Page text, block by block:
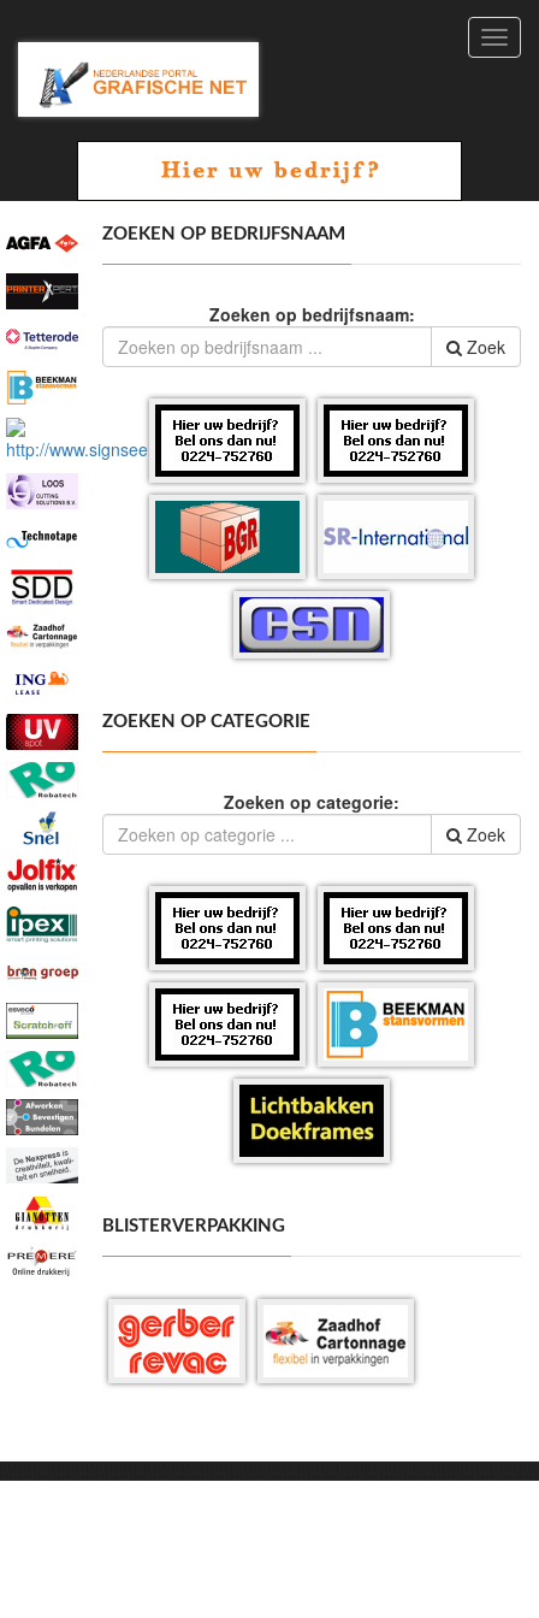
ZOEKEN OP BEDRIJFSNAAM
Zoeken op bedrijfsnaam:
Zoek
ZOEKEN OP CATEGORIE
Zoeken op categorie:
Zoek
BLISTERVERPAKKING